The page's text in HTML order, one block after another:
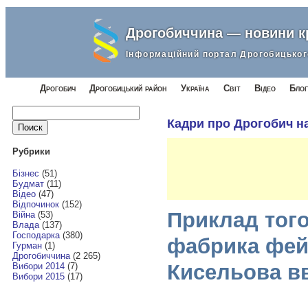
Дрогобиччина — новини
Інформаційний портал
Дрогобич Дрогобицький район Україна Світ Відео
Найти:
Рубрики
Бізнес (51)
Будмат(11)
Відео(47)
Відпочинок(152)
Війна(53)
Влада(137)
Господарка(380)
Гурман(1)
Дрогобиччина(2 265)
Вибори 2014(7)
Вибори 2015(17)
Кадри про Дрогобич
Приклад
фабрика
Кисельова